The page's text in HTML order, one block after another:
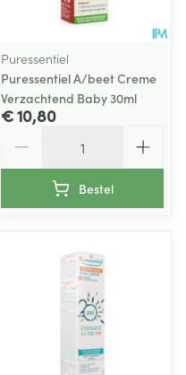
Puressentiel
Puressentiel A/beet Creme
Verzachtend Baby 30ml
€ 10,80
Bestel